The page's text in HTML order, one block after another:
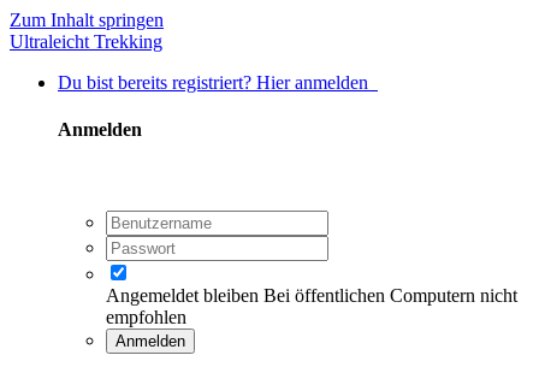
Zum Inhalt springen
Ultraleicht Trekking
Du bist bereits registriert? Hier anmelden
Anmelden
Angemeldet bleiben Bei öffentlichen Computern nicht
empfohlen
Anmelden